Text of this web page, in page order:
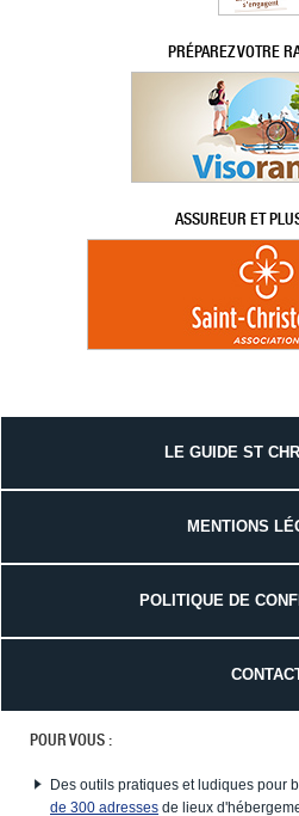
PRÉPAREZ VOTRE
ASSUREUR ET
LE GUIDE ST
MENTIONS
POLITIQUE DE
POUR VOUS :
Des outils pratiques et ludiques pour
de 300 adresses de lieux